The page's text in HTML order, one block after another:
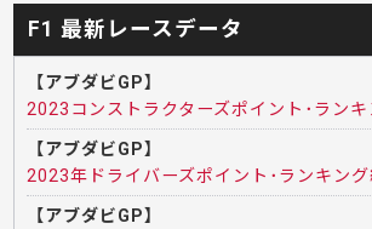
F1 最新レースデータ
【アブダビGP】
2023コンストラクターズポイント･ランキ
【アブダビGP】
2023年ドライバーズポイント･ランキング
【アブダビGP】